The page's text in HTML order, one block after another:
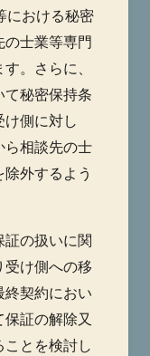
における秘密
士業等専門
。さらに、
秘密保持条
側に対し
ら相談先の士
外するよう
の扱いに関
受け側への移
契約におい
証の解除又
とを検討し